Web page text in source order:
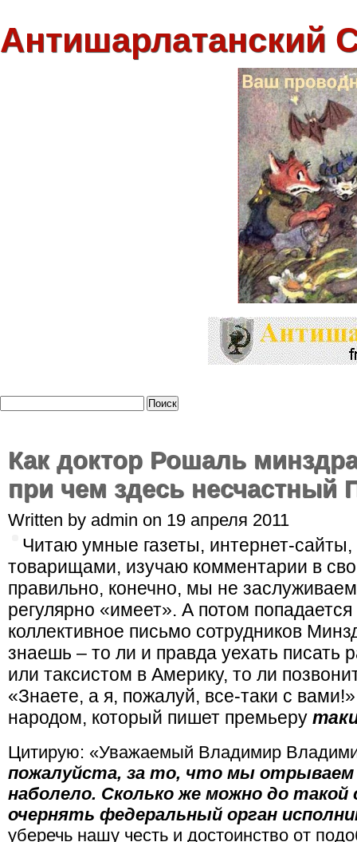
Антишарлатанский
Как доктор Рошаль
при чем здесь несчастный
Written by admin on 19 апреля 2011
Читаю умные газеты, интернет-сайты,
товарищами, изучаю комментарии в
правильно, конечно, мы не
регулярно «имеет». А потом
коллективное письмо сотрудников
знаешь – то ли и правда уехать писать
или таксистом в Америку, то ли
«Знаете, а я, пожалуй, все-таки с
народом, который пишет премьеру
Цитирую: «Уважаемый Владимир
пожалуйста, за то, что мы отрываем
наболело. Сколько же можно до такой
очернять федеральный орган
уберечь нашу честь и достоинство от